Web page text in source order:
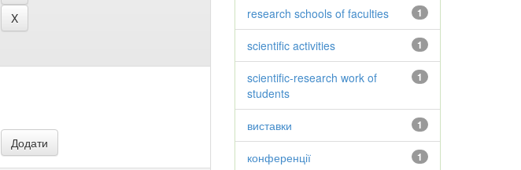
1
research schools of faculties
1
scientific activities
1
scientific-research work of
students
1
виставки
1
конференції